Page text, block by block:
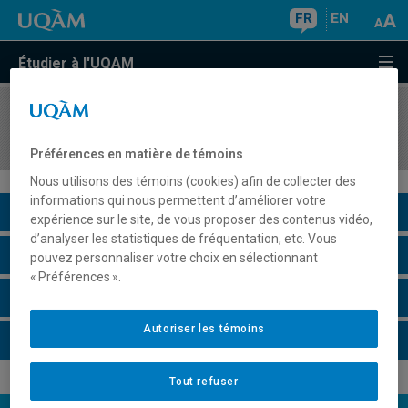
FR EN
Étudier à l'UQAM
COURS//
Description du cours
Horaire - Été 2026
Préférences en matière de témoins
Nous utilisons des témoins (cookies) afin de collecter des
informations qui nous permettent d’améliorer votre
expérience sur le site, de vous proposer des contenus vidéo,
d’analyser les statistiques de fréquentation, etc. Vous
pouvez personnaliser votre choix en sélectionnant
« Préférences ».
Tout refuser
Autoriser les témoins